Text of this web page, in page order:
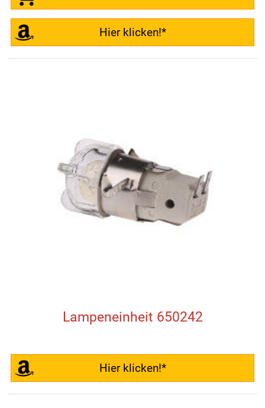
Hier klicken!*
Lampeneinheit 650242
Hier klicken!*